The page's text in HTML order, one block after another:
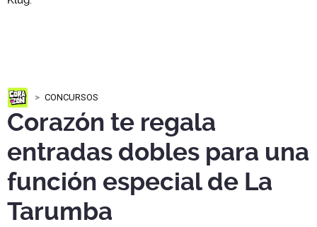
CONCURSOS
Corazón te regala
entradas dobles para una
función especial de La
Tarumba